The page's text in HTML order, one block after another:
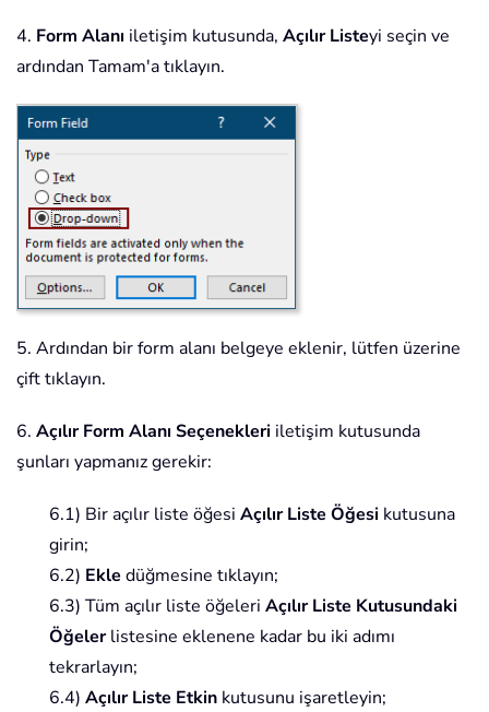
4. Form Alanı iletişim kutusunda, Açılır Listeyi seçin ve
ardından Tamam'a tıklayın.
5. Ardından bir form alanı belgeye eklenir, lütfen üzerine
çift tıklayın.
6. Açılır Form Alanı Seçenekleri iletişim kutusunda
şunları yapmanız gerekir:
6.1) Bir açılır liste öğesi Açılır Liste Öğesi kutusuna
girin;
6.2) Ekle düğmesine tıklayın;
6.3) Tüm açılır liste öğeleri Açılır Liste Kutusundaki
Öğelerlistesine eklenene kadar bu iki adımı
tekrarlayın;
6.4) Açılır Liste Etkin kutusunu işaretleyin;